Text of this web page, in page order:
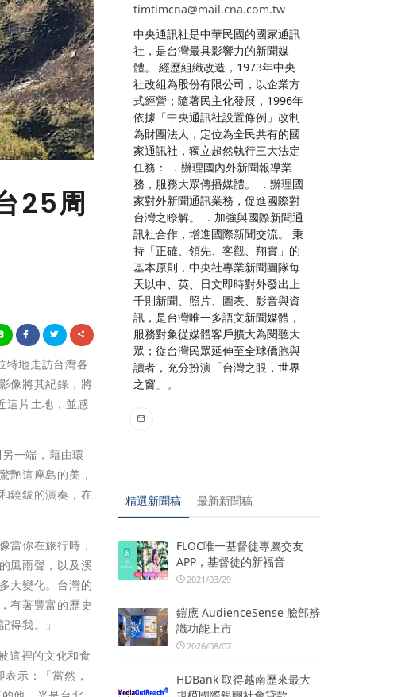
25周
地走訪台灣各
像將其紀錄，將
這片土地，並感
一端，藉由環
艷這座島的美，
鐃鈸的演奏，在
當你在旅行時，
風雨聲，以及溪
大變化。台灣的
有著豐富的歷史
得我。」
這裡的文化和食
示：「當然，
timtimcna@mail.cna.com.tw
中央通訊社是中華民國的國家通訊
社，是台灣最具影響力的新聞媒
體。 經歷組織改造，1973年中央
社改組為股份有限公司，以企業方
式經營；隨著民主化發展，1996年
依據「中央通訊社設置條例」改制
為財團法人，定位為全民共有的國
家通訊社，獨立超然執行三大法定
任務： ．辦理國內外新聞報導業
務，服務大眾傳播媒體。 ．辦理國
家對外新聞通訊業務，促進國際對
台灣之瞭解。 ．加強與國際新聞通
訊社合作，增進國際新聞交流。 秉
持「正確、領先、客觀、翔實」的
基本原則，中央社專業新聞團隊每
天以中、英、日文即時對外發出上
千則新聞、照片、圖表、影音與資
訊，是台灣唯一多語文新聞媒體，
服務對象從媒體客戶擴大為閱聽大
眾；從台灣民眾延伸至全球僑胞與
讀者，充分扮演「台灣之眼，世界
之窗」。
精選新聞稿 最新新聞稿
FLOC唯一基督徒專屬交友
APP，基督徒的新福音
2021/03/29
鎧應 AudienceSense 臉部辨
識功能上市
2026/08/07
HDBank 取得越南歷來最大